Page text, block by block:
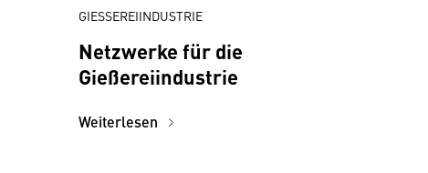
GIESSEREIINDUSTRIE
Netzwerke für die
Gießereiindustrie
Weiterlesen